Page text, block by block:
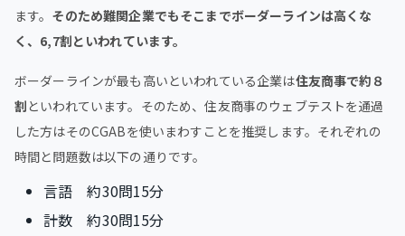
ます。 そのため難関企業でもそこまでボーダーラインは高くな
く、6,7割といわれています。
ボーダーラインが最も高いといわれている企業は住友商事で約８
割 といわれています。そのため、住友商事のウェブテストを通過
した方はそのCGABを使いまわすことを推奨します。それぞれの
時間と問題数は以下の通りです。
言語 約30問15分
計数 約30問15分